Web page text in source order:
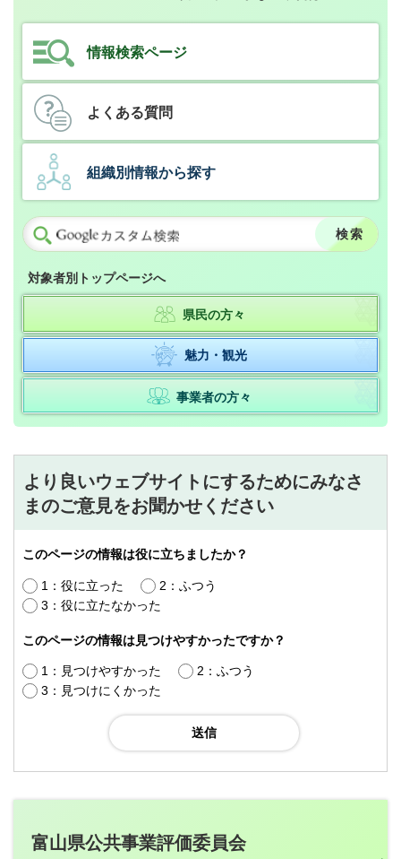
情報検索ページ
よくある質問
組織別情報から探す
対象者別トップページへ
県民の方々
魅力・観光
事業者の方々
より良いウェブサイトにするためにみなさ
まのご意見をお聞かせください
このページの情報は役に立ちましたか？
1：役に立った
2：ふつう
3：役に立たなかった
このページの情報は見つけやすかったですか？
1：見つけやすかった
2：ふつう
3：見つけにくかった
富山県公共事業評価委員会